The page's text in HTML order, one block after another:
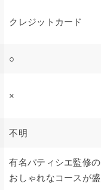
クレジットカード
○
×
不明
有名パティシエ監修
おしゃれなコースが